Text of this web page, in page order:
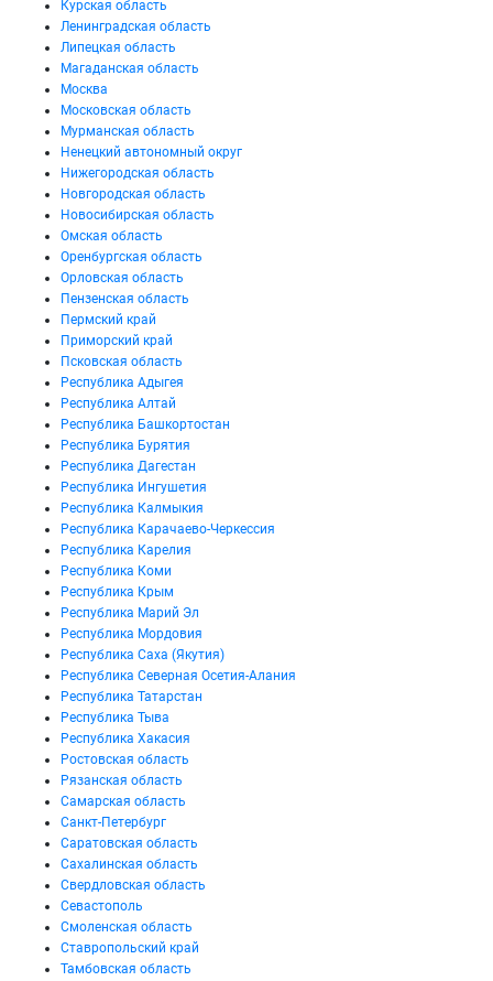
Курская область
Ленинградская область
Липецкая область
Магаданская область
Москва
Московская область
Мурманская область
Ненецкий автономный округ
Нижегородская область
Новгородская область
Новосибирская область
Омская область
Оренбургская область
Орловская область
Пензенская область
Пермский край
Приморский край
Псковская область
Республика Адыгея
Республика Алтай
Республика Башкортостан
Республика Бурятия
Республика Дагестан
Республика Ингушетия
Республика Калмыкия
Республика Карачаево-Черкессия
Республика Карелия
Республика Коми
Республика Крым
Республика Марий Эл
Республика Мордовия
Республика Саха (Якутия)
Республика Северная Осетия-Алания
Республика Татарстан
Республика Тыва
Республика Хакасия
Ростовская область
Рязанская область
Самарская область
Санкт-Петербург
Саратовская область
Сахалинская область
Свердловская область
Севастополь
Смоленская область
Ставропольский край
Тамбовская область